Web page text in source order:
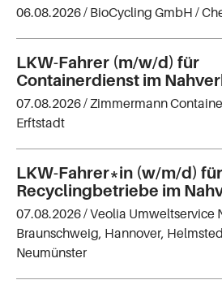
06.08.2026 / BioCycling GmbH /
LKW-Fahrer (m/w/d) für
Containerdienst im
07.08.2026 / Zimmermann
Erftstadt
LKW-Fahrer*in (w/m/d) für
Recyclingbetriebe im
07.08.2026 /Veolia Umweltservice
Braunschweig, Hannover,
Neumünster